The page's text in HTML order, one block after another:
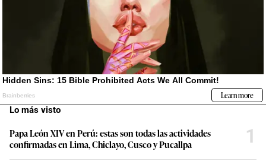
Lo más visto
Papa León XIV en Perú: estas son todas las actividades
confirmadas en Lima, Chiclayo, Cusco y Pucallpa
1